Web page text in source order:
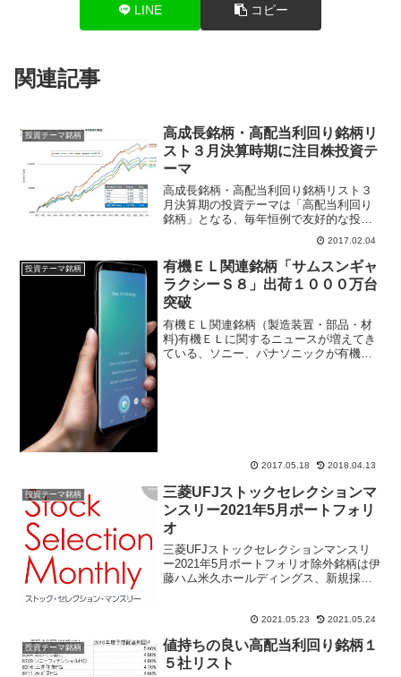
LINE コピー
関連記事
投資テーマ銘柄
高成長銘柄・高配当利回り銘柄リ
スト３月決算時期に注目株投資テ
ーマ
高成長銘柄・高配当利回り銘柄リスト３
月決算期の投資テーマは「高配当利回り
銘柄」となる、毎年恒例で友好的な投資
方法だが「麦わら帽子は冬に買え」とい
う例えと同じように仕込み時期が早くな
いとならない。３月の配当権利付き売買
最終日に慌てて買うようで...
2017.02.04
投資テーマ銘柄
有機ＥＬ関連銘柄「サムスンギャ
ラクシーＳ８」出荷１０００万台
突破
有機ＥＬ関連銘柄（製造装置・部品・材
料)有機ＥＬに関するニュースが増えてき
ている、ソニー、パナソニックが有機Ｅ
2017.05.18 2018.04.13
投資テーマ銘柄
三菱UFJストックセレクションマ
ンスリー2021年5月ポートフォリ
オ
三菱UFJストックセレクションマンスリ
ー2021年5月ポートフォリオ除外銘柄は伊
藤ハム米久ホールディングス、新規採用
2021.05.23 2021.05.24
投資テーマ銘柄
値持ちの良い高配当利回り銘柄１
５社リスト